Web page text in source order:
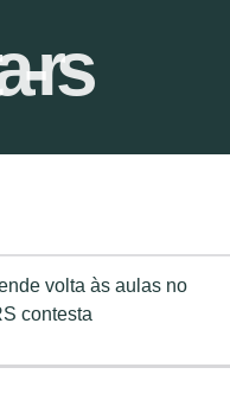
rs
volta às aulas no
contesta